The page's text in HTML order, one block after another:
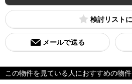
検討リスト
メールで送る
この物件を見ている人におすすめの物件